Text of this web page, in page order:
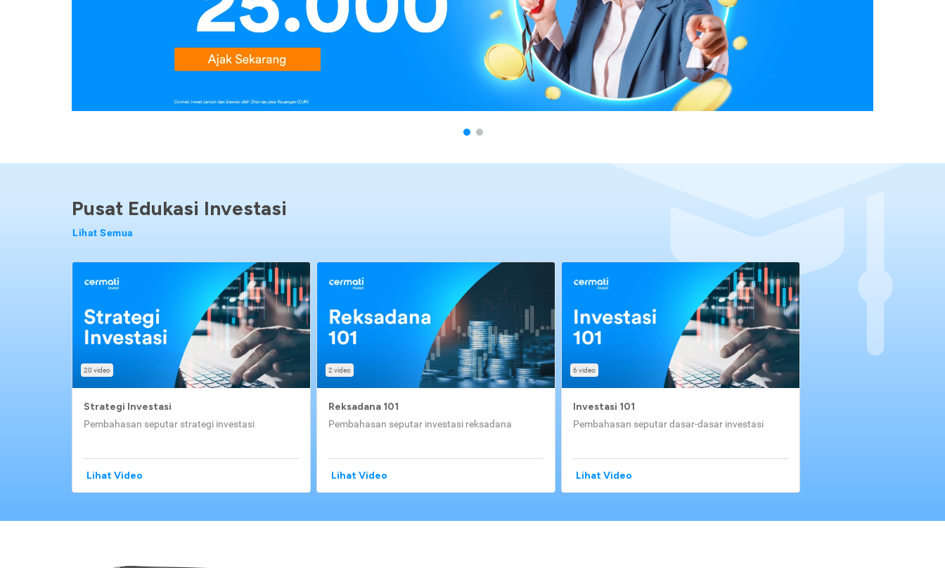
Pusat Edukasi Investasi
Lihat Semua
20 video
Strategi Investasi
Pembahasan seputar strategi investasi
Lihat Video
2 video
Reksadana 101
Pembahasan seputar investasi reksadana
Lihat Video
6 video
Investasi 101
Pembahasan seputar dasar-dasar investasi
Lihat Video